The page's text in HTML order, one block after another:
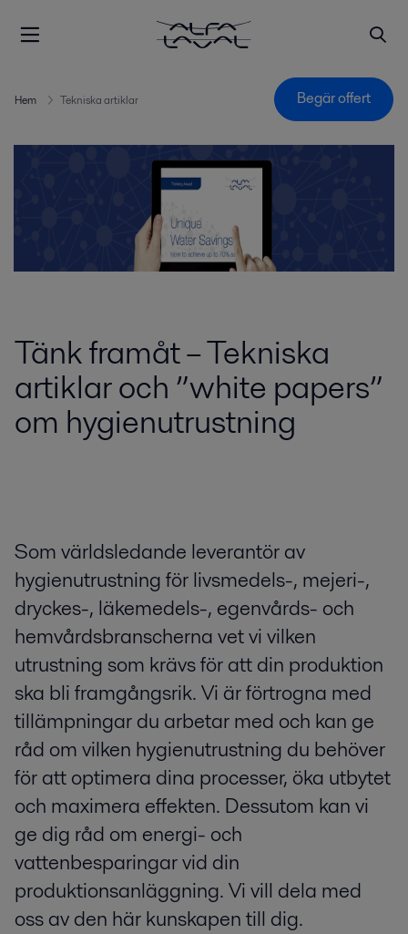
Hem Tekniska artiklar Begär offert
Tänk framåt – Tekniska
artiklar och ”white papers”
om hygienutrustning
Som världsledande leverantör av
hygienutrustning för livsmedels-, mejeri-,
dryckes-, läkemedels-, egenvårds- och
hemvårdsbranscherna vet vi vilken
utrustning som krävs för att din produktion
ska bli framgångsrik. Vi är förtrogna med
tillämpningar du arbetar med och kan ge
råd om vilken hygienutrustning du behöver
för att optimera dina processer, öka utbytet
och maximera effekten. Dessutom kan vi
ge dig råd om energi- och
vattenbesparingar vid din
produktionsanläggning. Vi vill dela med
oss av den här kunskapen till dig.